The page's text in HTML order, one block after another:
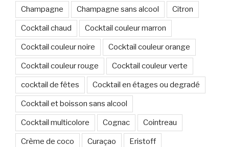
Champagne Champagne sans alcool Citron
Cocktail chaud Cocktail couleur marron
Cocktail couleur noire Cocktail couleur orange
Cocktail couleur rouge Cocktail couleur verte
cocktail de fêtes Cocktail en étages ou degradé
Cocktail et boisson sans alcool
Cocktail multicolore Cognac Cointreau
Crème de coco Curaçao Eristoff